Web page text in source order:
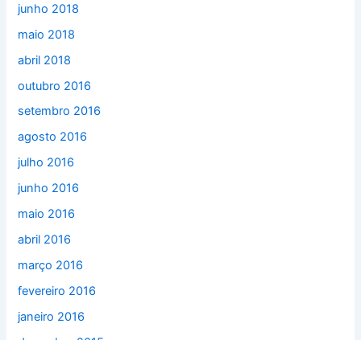
junho 2018
maio 2018
abril 2018
outubro 2016
setembro 2016
agosto 2016
julho 2016
junho 2016
maio 2016
abril 2016
março 2016
fevereiro 2016
janeiro 2016